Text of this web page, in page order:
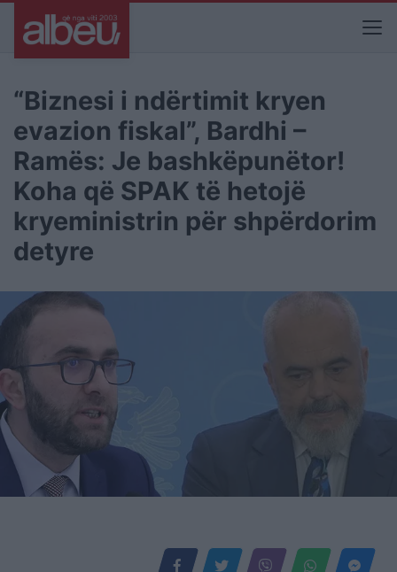
“Biznesi i ndërtimit kryen
evazion fiskal”, Bardhi –
Ramës: Je bashkëpunëtor!
Koha që SPAK të hetojë
kryeministrin për shpërdorim
detyre